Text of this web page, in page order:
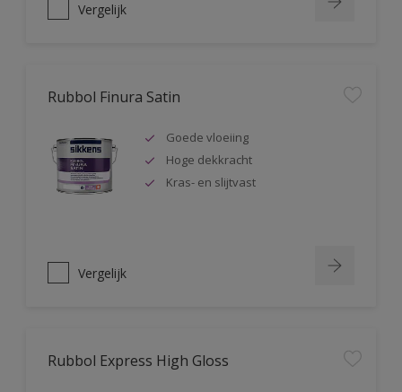
Vergelijk
Rubbol Finura Satin
Goede vloeiing
Hoge dekkracht
Kras- en slijtvast
Vergelijk
Rubbol Express High Gloss